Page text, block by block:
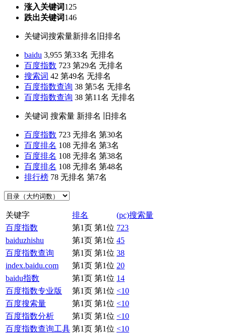
涨入关键词125
跌出关键词146
关键词搜索量新排名 旧排名
baidu 3,955 第33名 无排名
百度指数 723 第29名 无排名
搜索词 42 第49名 无排名
百度指数查询 38 第5名 无排名
百度指数查询 38 第11名 无排名
关键词 搜索量 新排名 旧排名
百度指数 723 无排名 第30名
百度排名 108 无排名 第3名
百度排名 108 无排名 第38名
百度排名 108 无排名 第48名
排行榜 78 无排名 第7名
关键字 排名
(pc)搜索量
百度指数
第1页 第1位 723
baiduzhishu
第1页 第1位 45
百度指数查询
第1页 第1位 38
index.baidu.com
第1页 第1位 20
baidu指数
第1页 第1位 14
百度指数专业版
第1页 第1位 <10
百度搜索量
第1页 第1位 <10
百度指数分析
第1页 第1位 <10
百度指数查询工具 第1页 第1位 <10